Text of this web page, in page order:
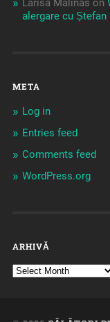
Larisa Malinas on
alergare cu Ștefan
META
Log in
Entries feed
Comments feed
WordPress.org
ARHIVĂ